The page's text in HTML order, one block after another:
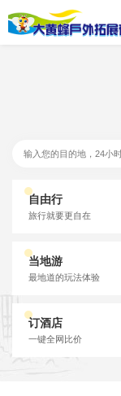
自由行
旅行就要更自在
当地游
最地道的玩法体验
订酒店
一键全网比价